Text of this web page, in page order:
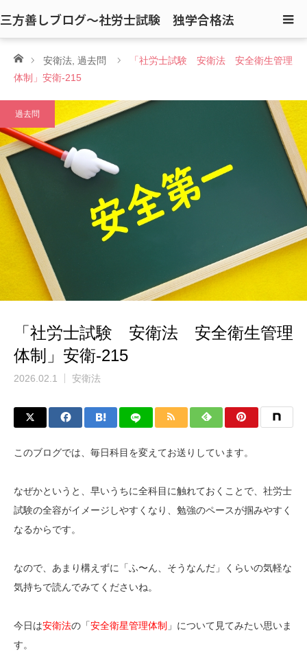
三方善しブログ〜社労士試験 独学合格法
ホーム安衛法 過去問
「社労士試験 安衛法 安全衛生管理
体制」安衛-215
過去問
「社労士試験 安衛法 安全衛生管理
体制」安衛-215
2026.02.1 安衛法
このブログでは、毎日科目を変えてお送りしています。
なぜかというと、早いうちに全科目に触れておくことで、社労士
試験の全容がイメージしやすくなり、勉強のペースが掴みやすく
なるからです。
なので、あまり構えずに「ふ〜ん、そうなんだ」くらいの気軽な
気持ちで読んでみてくださいね。
今日は安衛法の「安全衛星管理体制 」について見てみたい思いま
す。